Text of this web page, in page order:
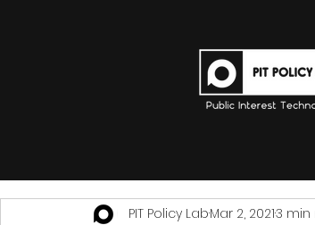
PIT Policy LabMar 2, 20213 min